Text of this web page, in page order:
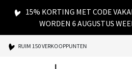
15% KORTING MET CODE
WORDEN 6 AUGUSTUS
RUIM 150 VERKOOPPUNTEN
SPAARPUNTEN BIJ ELKE AANKOOP